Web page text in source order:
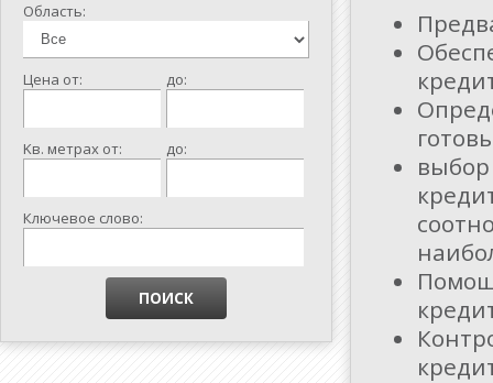
Область:
Цена от: до:
Kв. метрах от: до:
Ключевое слово:
выбор